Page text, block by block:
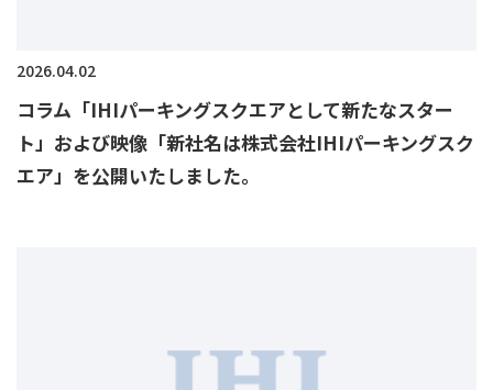
2026.04.02
コラム「IHIパーキングスクエアとして新たなスター
ト」および映像「新社名は株式会社IHIパーキングスク
エア」を公開いたしました。